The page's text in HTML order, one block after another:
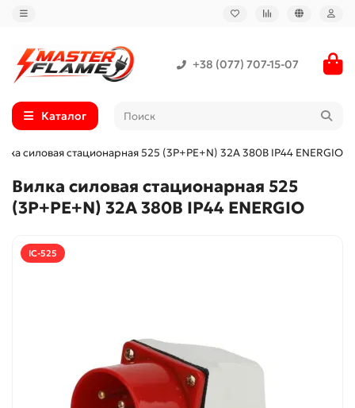
+38 (077) 707-15-07
Каталог
силовая стационарная 525 (3P+PE+N) 32A 380В IP44 ENERGIO
Вилка силовая стационарная 525
(3P+PE+N) 32A 380В IP44 ENERGIO
IC-525